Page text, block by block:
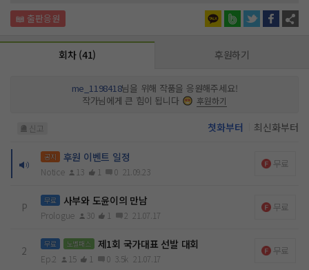
회차 (41) 후원하기
me_1198418님을 위해 작품을 응원해주세요!
작가님에게 큰 힘이 됩니다
후원하기
신고 첫화부터 최신화부터
공지 후원 이벤트 일정
Notice 13 1 0 21.09.23
무료
P
무료 사부와 도윤이의 만남
Prologue 30 1 2 21.07.17
무료
2
무료 노벨패스 제1회 국가대표 선발 대회
Ep.2 15 1 0 3.5k 21.07.17
무료